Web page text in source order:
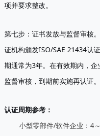
项并要求整改。
第七步：证书发放与监督审核。
证机构颁发ISO/SAE 21434认
期通常为3年。在有效期内，企
监督审核，到期前实施再认证。
认证周期参考：
小型零部件/软件企业：4